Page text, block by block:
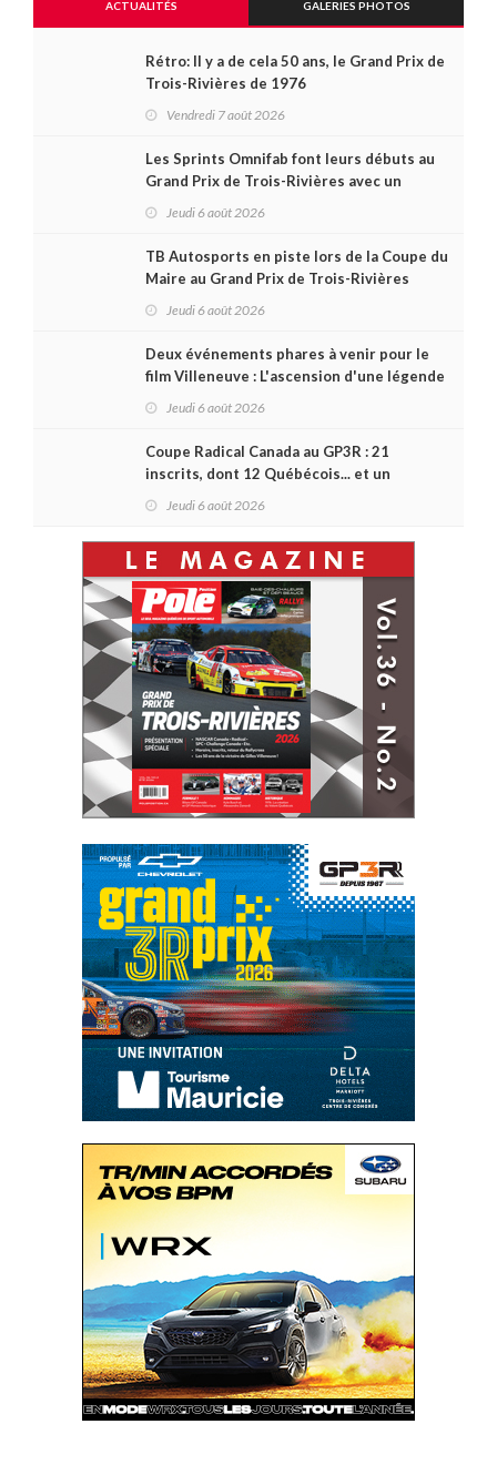
ACTUALITÉS GALERIES PHOTOS
Rétro: Il y a de cela 50 ans, le Grand Prix de
Trois-Rivières de 1976
Vendredi 7 août 2026
Les Sprints Omnifab font leurs débuts au
Grand Prix de Trois-Rivières avec un
Jeudi 6 août 2026
TB Autosports en piste lors de la Coupe du
Maire au Grand Prix de Trois-Rivières
Jeudi 6 août 2026
Deux événements phares à venir pour le
film Villeneuve : L'ascension d'une légende
Jeudi 6 août 2026
Coupe Radical Canada au GP3R : 21
inscrits, dont 12 Québécois... et un
Jeudi 6 août 2026